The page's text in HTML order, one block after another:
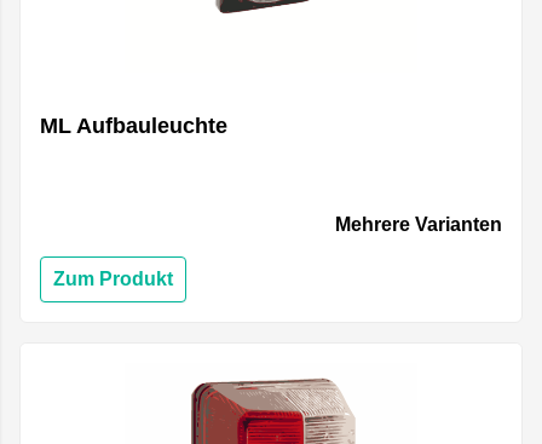
ML Aufbauleuchte
Mehrere Varianten
Zum Produkt